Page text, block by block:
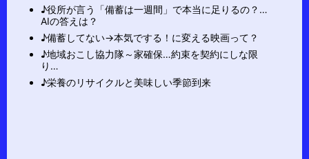
♪役所が言う「備蓄は一週間」で本当に足りるの？…
AIの答えは？
♪備蓄してない→本気でする！に変える映画って？
♪地域おこし協力隊～家確保…約束を契約にしな限
り…
♪栄養のリサイクルと美味しい季節到来